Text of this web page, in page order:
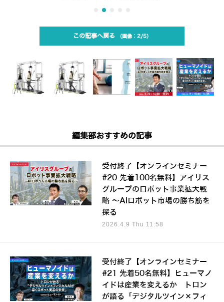
この記事へ戻る 2/5
編集部おすすめの記事
受付終了【オンラインセミナー
#20 先着100名無料】アイリス
グループのロボット事業拡大戦
略 ～AIロボット市場の勝ち筋を
探る
2026.4.9 Thu 11:58
受付終了【オンラインセミナー
#21 先着50名無料】ヒューマノ
イドは産業を変えるか トロン
が語る「デジタルツイン×フィ